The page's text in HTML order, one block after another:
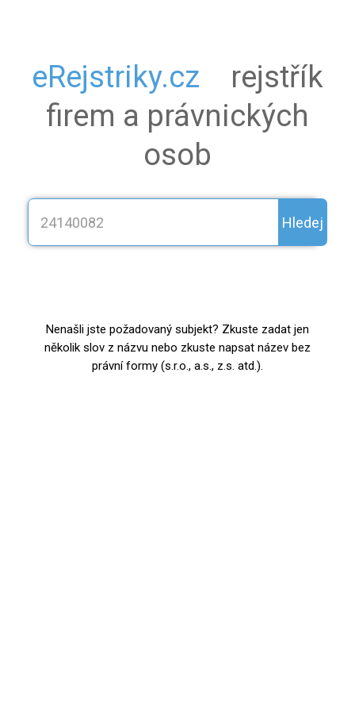
eRejstriky.cz
rejstřík
firem a právnických
osob
Hledej
Nenašli jste požadovaný subjekt? Zkuste zadat jen
několik slov z názvu nebo zkuste napsat název bez
právní formy (s.r.o., a.s., z.s. atd.).